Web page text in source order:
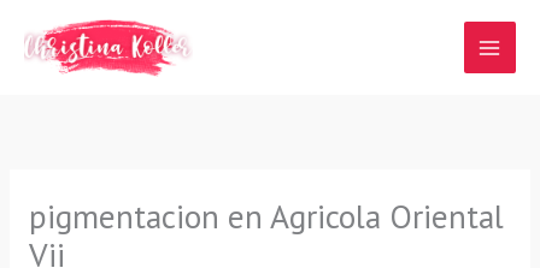
contenido
pigmentacion en Agricola Oriental
Vii